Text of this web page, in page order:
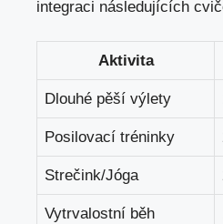
integraci následujících
Aktivita
Dlouhé pěší výlety
Posilovací tréninky
Strečink/Jóga
Vytrvalostní běh